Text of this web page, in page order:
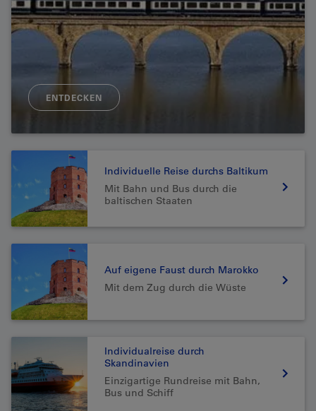
ENTDECKEN
Individuelle Reise durchs Baltikum
Mit Bahn und Bus durch die
baltischen Staaten
Auf eigene Faust durch Marokko
Mit dem Zug durch die Wüste
Individualreise durch
Skandinavien
Einzigartige Rundreise mit Bahn,
Bus und Schiff